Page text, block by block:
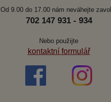
Od 9.00 do 17.00 nám neváhejte
702 147 931 - 934
Nebo použijte
kontaktní formulář